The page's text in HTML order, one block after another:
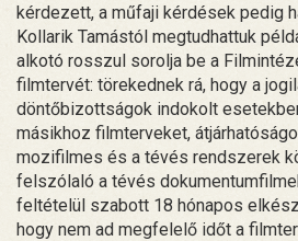
kérdezett, a műfaji kérdések pedig
Kollarik Tamástól megtudhattuk
alkotó rosszul sorolja be a
filmtervét: törekednek rá, hogy a
döntőbizottságok indokolt
másikhoz filmterveket,
mozifilmes és a tévés rendszerek
felszólaló a tévés
feltételül szabott 18 hónapos
hogy nem ad megfelelő időt a